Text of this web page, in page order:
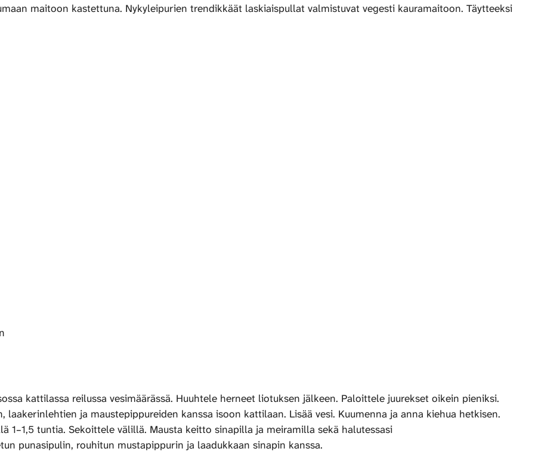
maitoon kastettuna. Nykyleipurien trendikkäät laskiaispullat valmistuvat vegesti kauramaitoon. Täytteeksi
kattilassa reilussa vesimäärässä. Huuhtele herneet liotuksen jälkeen. Paloittele juurekset oikein pieniksi.
ja maustepippureiden kanssa isoon kattilaan. Lisää vesi. Kuumenna ja anna kiehua hetkisen.
tuntia. Sekoittele välillä. Mausta keitto sinapilla ja meiramilla sekä halutessasi
punasipulin, rouhitun mustapippurin ja laadukkaan sinapin kanssa.